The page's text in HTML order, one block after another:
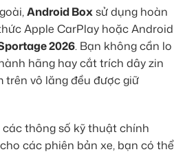
Android Boxsử dụng hoàn
Apple CarPlay hoặc Android
2026. Bạn không cần lo
hãng hay cắt trích dây zin
trên vô lăng đều được giữ
thông số kỹ thuật chính
các phiên bản xe, bạn có thể